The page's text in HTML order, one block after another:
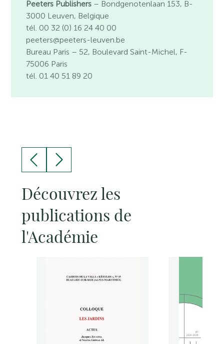
Peeters Publishers – Bondgenotenlaan 153, B-
3000 Leuven, Belgique
tél. 00 32 (0) 16 24 40 00
peeters@peeters-leuven.be
Bureau Paris – 52, Boulevard Saint-Michel, F-
75006 Paris
tél. 01 40 51 89 20
Découvrez les
publications de
l'Académie